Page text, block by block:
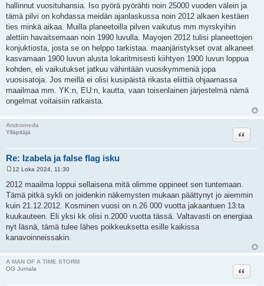
hallinnut vuosituhansia. Iso pyörä pyörähti noin 25000 vuoden välein ja
tämä pilvi on kohdassa meidän ajanlaskussa noin 2012 alkaen kestäen
ties minkä aikaa. Muilla planeetoilla pilven vaikutus mm myrskyihin
alettiin havaitsemaan noin 1990 luvulla. Mayojen 2012 tulisi planeettojen
konjuktiosta, josta se on helppo tarkistaa. maanjäristykset ovat alkaneet
kasvamaan 1900 luvun alusta lokaritmisesti kiihtyen 1900 luvun loppua
kohden, eli vaikutukset jatkuu vähintään vuosikymmeniä jopa
vuosisatoja. Jos meillä ei olisi kusipäistä rikasta eliittiä ohjaamassa
maailmaa mm. YK:n, EU:n, kautta, vaan toisenlainen järjestelmä nämä
ongelmat voitaisiin ratkaista.
Andromeda
Ylläpitäjä
Re: Izabela ja false flag isku
Lainaa
i
e
s
i
12 Loka 2024, 11:30
2012 maailma loppui sellaisena mitä olimme oppineet sen tuntemaan.
Tämä pitkä sykli on joidenkin näkemysten mukaan päättynyt jo aiemmin
kuin 21.12.2012. Kosminen vuosi on n.26 000 vuotta jakaantuen 13:ta
kuukauteen. Eli yksi kk olisi n.2000 vuotta tässä. Valtavasti on energiaa
nyt läsnä, tämä tulee lähes poikkeuksetta esille kaikissa
kanavoinneissakin.
A MAN OF A TIME STORM
OG Jumala
Lainaa